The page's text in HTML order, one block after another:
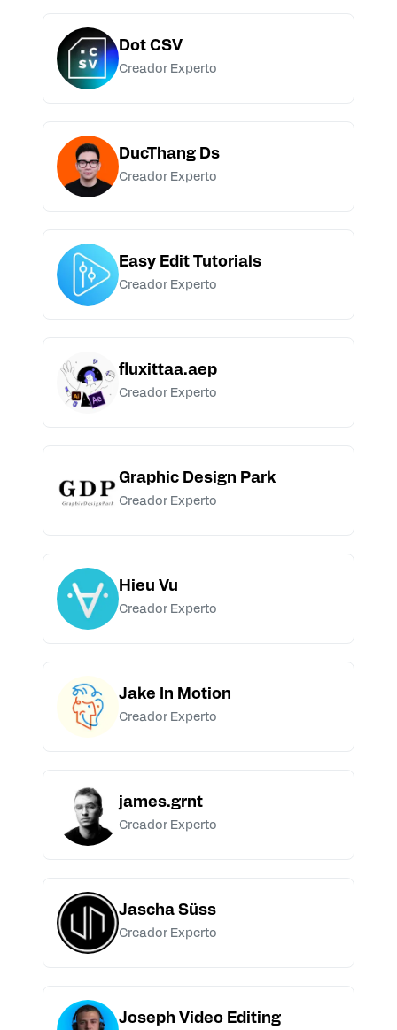
Dot CSV
Creador Experto
DucThang Ds
Creador Experto
Easy Edit Tutorials
Creador Experto
fluxittaa.aep
Creador Experto
Graphic Design Park
Creador Experto
Hieu Vu
Creador Experto
Jake In Motion
Creador Experto
james.grnt
Creador Experto
Jascha Süss
Creador Experto
Joseph Video Editing